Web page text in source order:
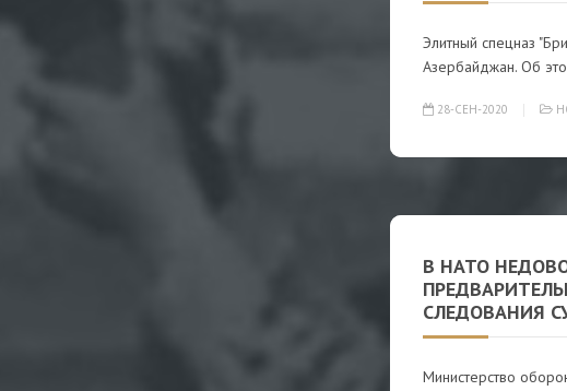
Элитный спецназ
Азербайджан. Об
28-СЕН-2020
В НАТО
СЛЕДОВАНИЯ
Министерство